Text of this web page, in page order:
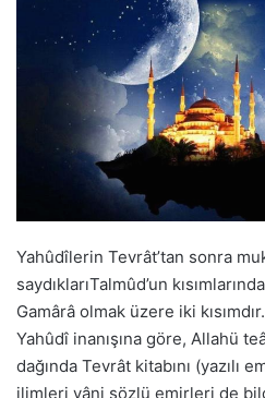
Yahûdîlerin Tevrât’tan sonra
saydıklarıTalmûd’un
Gamârâ olmak üzere iki kısımdır.
Yahûdî inanışına göre, Allahü
dağında Tevrât kitabını (yazılı
ilimleri yâni sözlü emirleri de